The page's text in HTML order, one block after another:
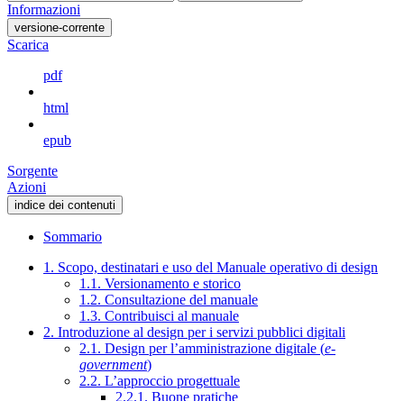
Informazioni
versione-corrente
Scarica
pdf
html
epub
Sorgente
Azioni
indice dei contenuti
Sommario
1. Scopo, destinatari e uso del Manuale operativo di design
1.1. Versionamento e storico
1.2. Consultazione del manuale
1.3. Contribuisci al manuale
2. Introduzione al design per i servizi pubblici digitali
2.1. Design per l’amministrazione digitale (e-
government)
2.2. L’approccio progettuale
2.2.1. Buone pratiche